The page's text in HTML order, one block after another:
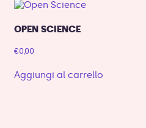
OPEN SCIENCE
€0,00
Aggiungi al carrello